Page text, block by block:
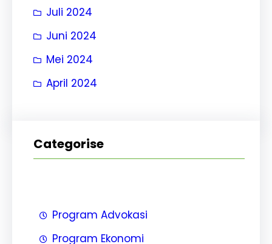
Juli 2024
Juni 2024
Mei 2024
April 2024
Categorise
Program Advokasi
Program Ekonomi